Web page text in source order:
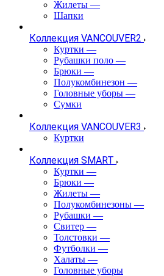
Жилеты —
Шапки
Коллекция VANCOUVER2
Куртки —
Рубашки поло —
Брюки —
Полукомбинезон —
Головные уборы —
Сумки
Коллекция VANCOUVER3
Куртки
Коллекция SMART
Куртки —
Брюки —
Жилеты —
Полукомбинезоны —
Рубашки —
Свитер —
Толстовки —
Футболки —
Халаты —
Головные уборы